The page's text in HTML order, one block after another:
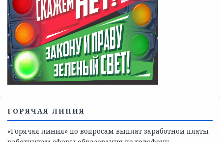
Телефоны учреждений, оказывающих меры социальной
поддержки, медицинскую, социально-психологическую
помощь детям и взрослым лицам Ленинградской
области
СКАЖИ КОРРУПЦИИ — НЕТ